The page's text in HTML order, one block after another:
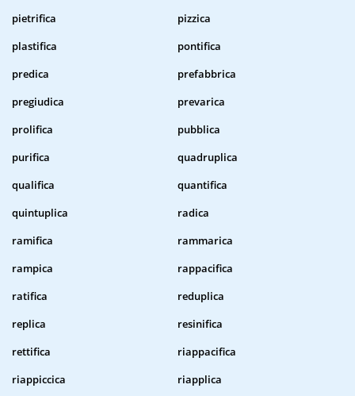
pietrifica
pizzica
plastifica
pontifica
predica
prefabbrica
pregiudica
prevarica
prolifica
pubblica
purifica
quadruplica
qualifica
quantifica
quintuplica
radica
ramifica
rammarica
rampica
rappacifica
ratifica
reduplica
replica
resinifica
rettifica
riappacifica
riappiccica
riapplica